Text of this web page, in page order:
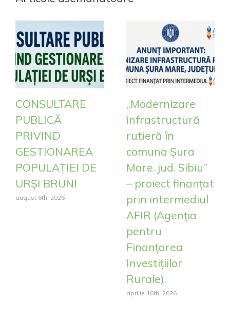
CONSULTARE
PUBLICĂ
PRIVIND
GESTIONAREA
POPULAȚIEI DE
URȘI BRUNI
august 6th, 2026
„Modernizare
infrastructură
rutieră în
comuna Șura
Mare. jud. Sibiu”
– proiect finanțat
prin intermediul
AFIR (Agenția
pentru
Finanțarea
Investițiilor
Rurale).
aprilie 16th, 2026